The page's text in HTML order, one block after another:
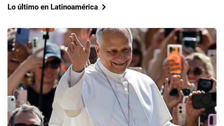
Lo último en Latinoamérica